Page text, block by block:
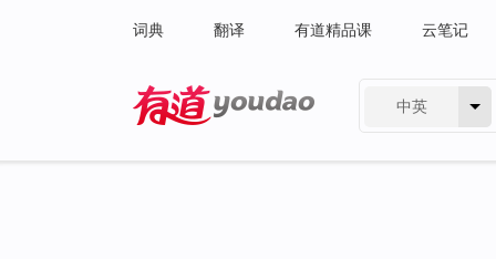
词典 翻译 有道精品课 云笔记
中英